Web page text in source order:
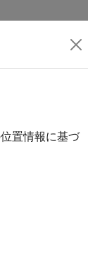
置情報に基づ